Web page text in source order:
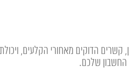
הדוקים מאחורי הקלעים,
החשבון שלכם.